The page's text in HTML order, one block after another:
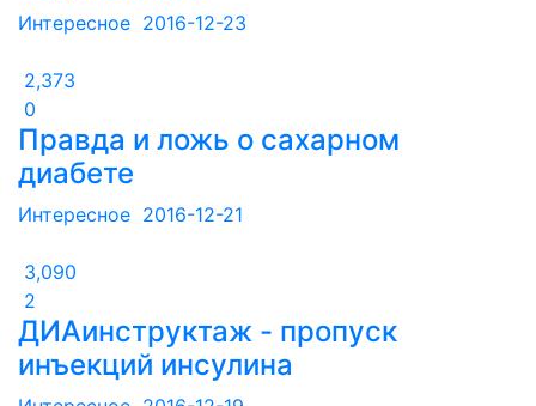
Интересное 2016-12-23
2,373
0
Правда и ложь о сахарном
диабете
Интересное 2016-12-21
3,090
2
ДИАинструктаж - пропуск
инъекций инсулина